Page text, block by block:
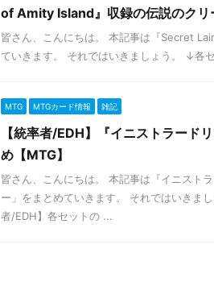
of Amity Island』収録の伝説のクリ
皆さん、こんにちは。 本記事は『Secret
ていきます。 それではいきましょう。 ↓各
MTG MTGカード情報 雑記
【統率者/EDH】『イニストラード
め【MTG】
皆さん、こんにちは。 本記事は『イニスト
ー」をまとめていきます。 それではいきま
者/EDH】各セットの ...